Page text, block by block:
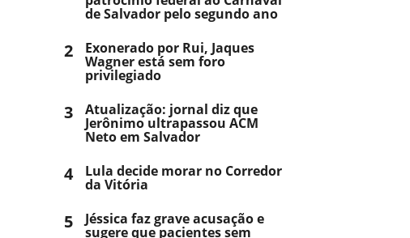
de Salvador pelo segundo ano
2 Exonerado por Rui, Jaques
Wagner está sem foro
privilegiado
3 Atualização: jornal diz que
Jerônimo ultrapassou ACM
Neto em Salvador
4 Lula decide morar no Corredor
da Vitória
5 Jéssica faz grave acusação e
sugere que pacientes sem